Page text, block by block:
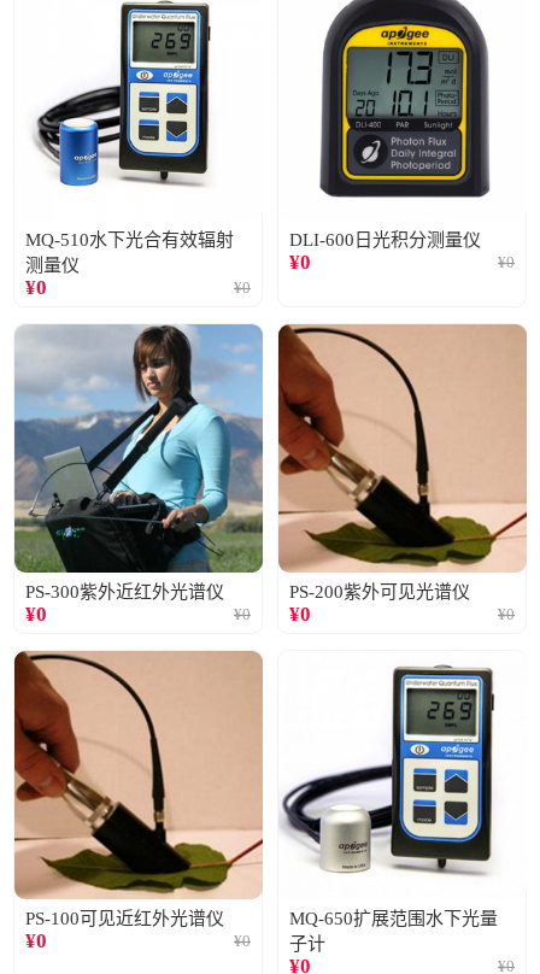
MQ-510水下光合有效辐射
测量仪
¥0 ¥0
DLI-600日光积分测量仪
¥0 ¥0
PS-300紫外近红外光谱仪
¥0 ¥0
PS-200紫外可见光谱仪
¥0 ¥0
PS-100可见近红外光谱仪
¥0 ¥0
MQ-650扩展范围水下光量
子计
¥0 ¥0